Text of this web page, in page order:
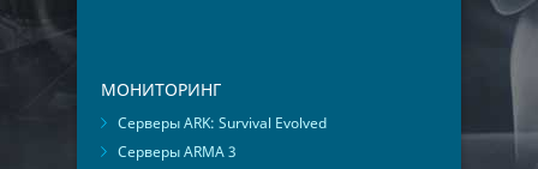
МОНИТОРИНГ
Серверы ARK: Survival Evolved
Серверы ARMA 3